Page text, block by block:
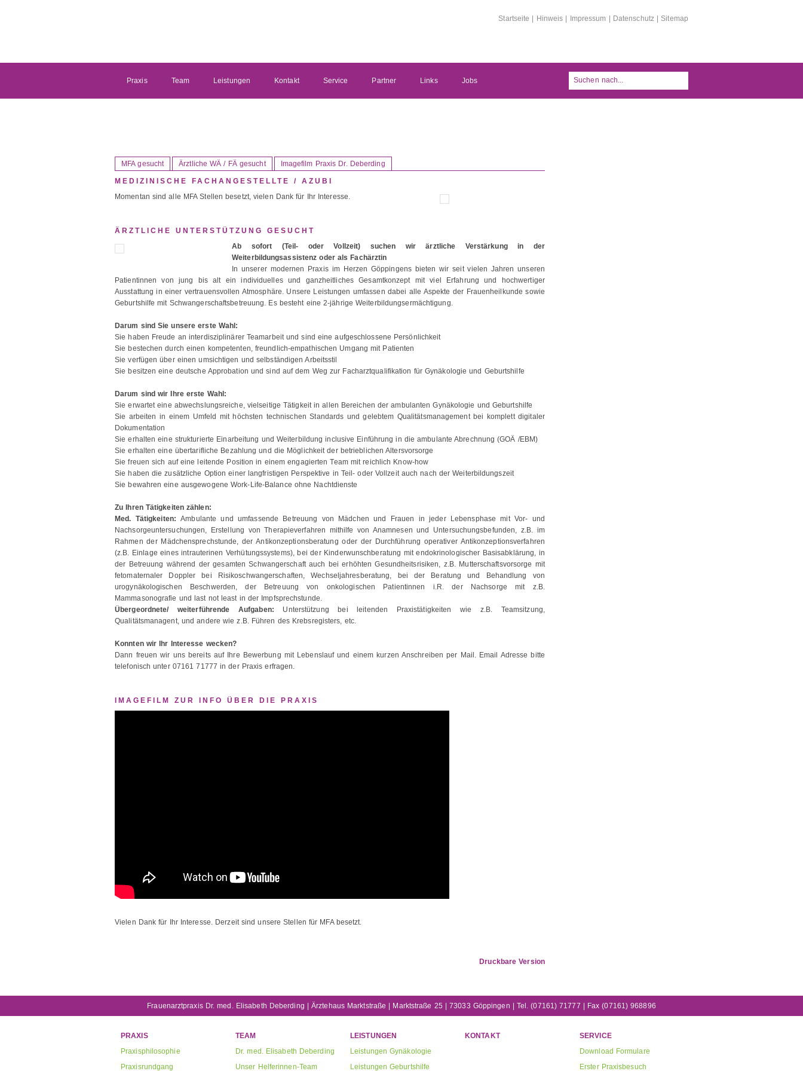
Startseite Hinweis Impressum Datenschutz| Sitemap
Praxis Team Leistungen Kontakt Service Partner Links Jobs
MFA gesucht Ärztliche WÄ / FÄ gesucht Imagefilm Praxis Dr. Deberding
MEDIZINISCHE FACHANGESTELLTE / AZUBI
Momentan sind alle MFA Stellen besetzt, vielen Dank für Ihr Interesse.
ÄRZTLICHE UNTERSTÜTZUNG GESUCHT
Ab sofort (Teil- oder Vollzeit) suchen wir ärztliche Verstärkung in der
Weiterbildungsassistenz oder als Fachärztin
In unserer modernen Praxis im Herzen Göppingens bieten wir seit vielen Jahren unseren
Patientinnen von jung bis alt ein individuelles und ganzheitliches Gesamtkonzept mit viel Erfahrung und hochwertiger
Ausstattung in einer vertrauensvollen Atmosphäre. Unsere Leistungen umfassen dabei alle Aspekte der Frauenheilkunde sowie
Geburtshilfe mit Schwangerschaftsbetreuung. Es besteht eine 2-jährige Weiterbildungsermächtigung.
Darum sind Sie unsere erste Wahl:
Sie haben Freude an interdisziplinärer Teamarbeit und sind eine aufgeschlossene Persönlichkeit
Sie bestechen durch einen kompetenten, freundlich-empathischen Umgang mit Patienten
Sie verfügen über einen umsichtigen und selbständigen Arbeitsstil
Sie besitzen eine deutsche Approbation und sind auf dem Weg zur Facharztqualifikation für Gynäkologie und Geburtshilfe
Darum sind wir Ihre erste Wahl:
Sie erwartet eine abwechslungsreiche, vielseitige Tätigkeit in allen Bereichen der ambulanten Gynäkologie und Geburtshilfe
Sie arbeiten in einem Umfeld mit höchsten technischen Standards und gelebtem Qualitätsmanagement bei komplett digitaler
Dokumentation
Sie erhalten eine strukturierte Einarbeitung und Weiterbildung inclusive Einführung in die ambulante Abrechnung (GOÄ /EBM)
Sie erhalten eine übertarifliche Bezahlung und die Möglichkeit der betrieblichen Altersvorsorge
Sie freuen sich auf eine leitende Position in einem engagierten Team mit reichlich Know-how
Sie haben die zusätzliche Option einer langfristigen Perspektive in Teil- oder Vollzeit auch nach der Weiterbildungszeit
Sie bewahren eine ausgewogene Work-Life-Balance ohne Nachtdienste
Zu Ihren Tätigkeiten zählen:
Med. Tätigkeiten:Ambulante und umfassende Betreuung von Mädchen und Frauen in jeder Lebensphase mit Vor- und
Nachsorgeuntersuchungen, Erstellung von Therapieverfahren mithilfe von Anamnesen und Untersuchungsbefunden, z.B. im
Rahmen der Mädchensprechstunde, der Antikonzeptionsberatung oder der Durchführung operativer Antikonzeptionsverfahren
(z.B. Einlage eines intrauterinen Verhütungssystems), bei der Kinderwunschberatung mit endokrinologischer Basisabklärung, in
der Betreuung während der gesamten Schwangerschaft auch bei erhöhten Gesundheitsrisiken, z.B. Mutterschaftsvorsorge mit
fetomaternaler Doppler bei Risikoschwangerschaften, Wechseljahresberatung, bei der Beratung und Behandlung von
urogynäkologischen Beschwerden, der Betreuung von onkologischen Patientinnen i.R. der Nachsorge mit z.B.
Mammasonografie und last not least in der Impfsprechstunde.
Übergeordnete/ weiterführende Aufgaben: Unterstützung bei leitenden Praxistätigkeiten wie z.B. Teamsitzung,
Qualitätsmanagent, und andere wie z.B. Führen des Krebsregisters, etc.
Konnten wir Ihr Interesse wecken?
Dann freuen wir uns bereits auf Ihre Bewerbung mit Lebenslauf und einem kurzen Anschreiben per Mail. Email Adresse bitte
telefonisch unter 07161 71777 in der Praxis erfragen.
IMAGEFILM ZUR INFO ÜBER DIE PRAXIS
Vielen Dank für Ihr Interesse. Derzeit sind unsere Stellen für MFA besetzt.
Druckbare Version
Frauenarztpraxis Dr. med. Elisabeth Deberding | Ärztehaus Marktstraße | Marktstraße 25 | 73033 Göppingen | Tel. (07161) 71777 | Fax (07161) 968896
PRAXIS
Praxisphilosophie
Praxisrundgang
TEAM
Dr. med. Elisabeth Deberding
Unser Helferinnen-Team
LEISTUNGEN
Leistungen Gynäkologie
Leistungen Geburtshilfe
KONTAKT
SERVICE
Download Formulare
Erster Praxisbesuch